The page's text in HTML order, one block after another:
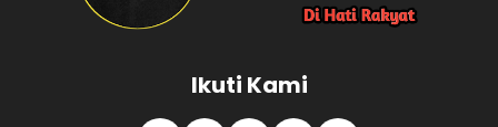
Ikuti Kami